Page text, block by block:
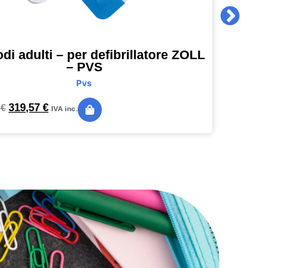
adulti – per defibrillatore ZOLL
– PVS
Pvs
€ 319,57 € IVA inc.